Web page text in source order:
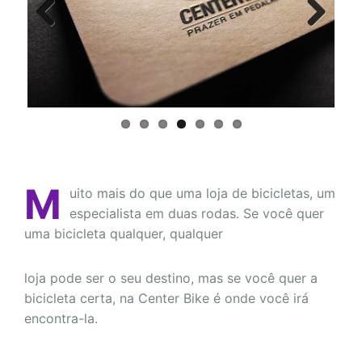
Previous Next
M
uito mais do que uma loja de bicicletas, um
especialista em duas rodas. Se você quer
uma bicicleta qualquer, qualquer
loja pode ser o seu destino, mas se você quer a
bicicleta certa, na Center Bike é onde você irá
encontra-la.